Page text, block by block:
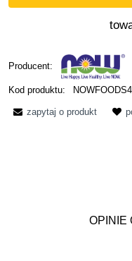
Producent:
Kod produktu:
zapytaj o produkt
OPINIE